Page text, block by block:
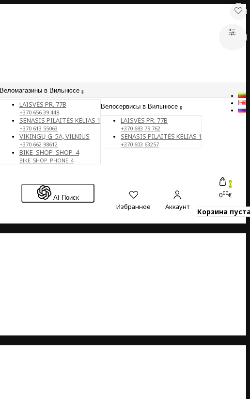
Веломагазины в Вильнюсе
LAISVĖS PR. 77B
+370 656 39 448
SENASIS PILAITĖS KELIAS 1
+370 613 55063
VIKINGŲ G. 5A, VILNIUS
+370 662 98612
BIKE_SHOP_SHOP_4
BIKE_SHOP_PHONE_4
Велосервисы в Вильнюсе
LAISVĖS PR. 77B
+370 683 79 762
SENASIS PILAITĖS KELIAS 1
+370 603 63257
AI Поиск
Избранное Аккаунт
0
000€
Корзина